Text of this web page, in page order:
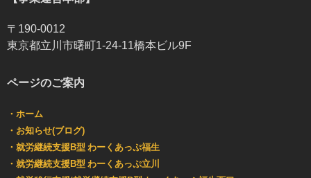
〒190-0012
東京都立川市曙町1-24-11橋本ビル9F
ページのご案内
・ホーム
・お知らせ(ブログ)
・就労継続支援B型 わーくあっぷ福生
・就労継続支援B型 わーくあっぷ立川